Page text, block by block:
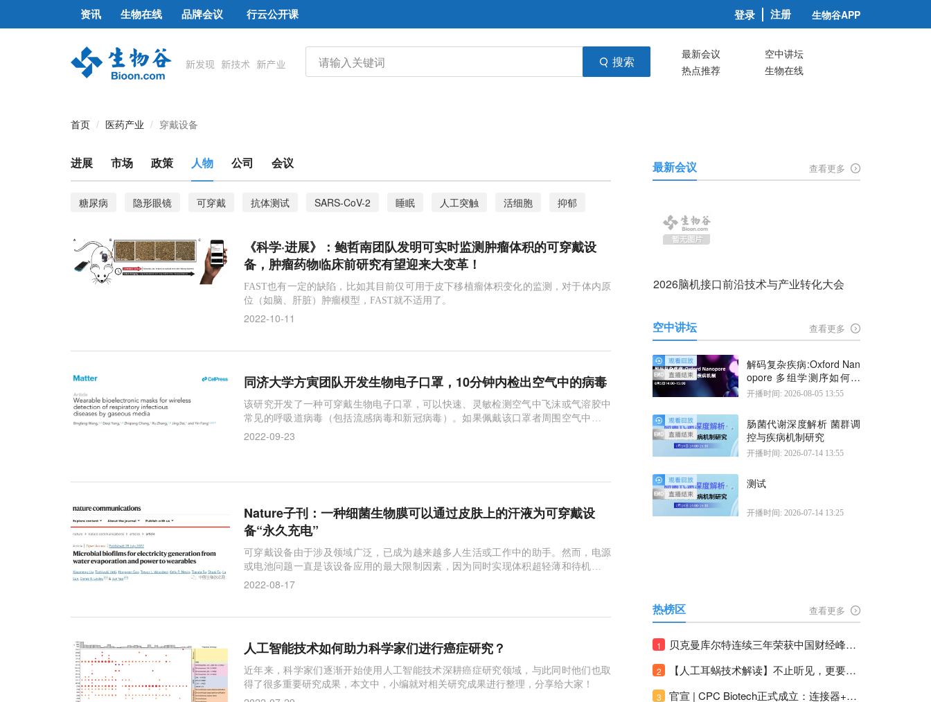
资讯 生物在线 品牌会议 行云公开课 登录 注册 生物谷APP
搜索 最新会议
空中讲坛
热点推荐
生物在线
首页 医药产业 穿戴设备
进展 市场 政策 人物 公司 会议
糖尿病 隐形眼镜 可穿戴 抗体测试 SARS-CoV-2 睡眠 人工突触 活细胞 抑郁
《科学·进展》：鲍哲南团队发明可实时监测肿瘤体积的可穿戴设
备，肿瘤药物临床前研究有望迎来大变革！
FAST也有一定的缺陷，比如其目前仅可用于皮下移植瘤体积变化的监测，对于体内原
位（如脑、肝脏）肿瘤模型，FAST就不适用了。
2022-10-11
同济大学方寅团队开发生物电子口罩，10分钟内检出空气中的病毒
该研究开发了一种可穿戴生物电子口罩，可以快速、灵敏检测空气中飞沫或气溶胶中
常见的呼吸道病毒（包括流感病毒和新冠病毒）。如果佩戴该口罩者周围空气中存在
目标病毒，它可以在10分钟内通过移动设备提醒佩戴者。
2022-09-23
Nature子刊：一种细菌生物膜可以通过皮肤上的汗液为可穿戴设
备“永久充电”
可穿戴设备由于涉及领域广泛，已成为越来越多人生活或工作中的助手。然而，电源
或电池问题一直是该设备应用的最大限制因素，因为同时实现体积超轻薄和待机时间
长似乎是个不可能完成的任务。
2022-08-17
人工智能技术如何助力科学家们进行癌症研究？
近年来，科学家们逐渐开始使用人工智能技术深耕癌症研究领域，与此同时他们也取
得了很多重要研究成果，本文中，小编就对相关研究成果进行整理，分享给大家！
最新会议 查看更多
2026脑机接口前沿技术与产业转化大会
空中讲坛 查看更多
解码复杂疾病:Oxford Nan
opore 多组学测序如何揭
示疾病机制
开播时间: 2026-08-05 13:55
肠菌代谢深度解析 菌群调
控与疾病机制研究
开播时间: 2026-07-14 13:55
测试
开播时间: 2026-07-14 13:25
热榜区 查看更多
1 贝克曼库尔特连续三年荣获中国财经峰会三项大奖！
2 【人工耳蜗技术解读】不止听见，更要听见未来 ---- 智能耳蜗，开启人工耳蜗技术新纪元！
3 官宣 | CPC Biotech正式成立：连接器+泵+传感器，整合生物制药流体管理解决方案！